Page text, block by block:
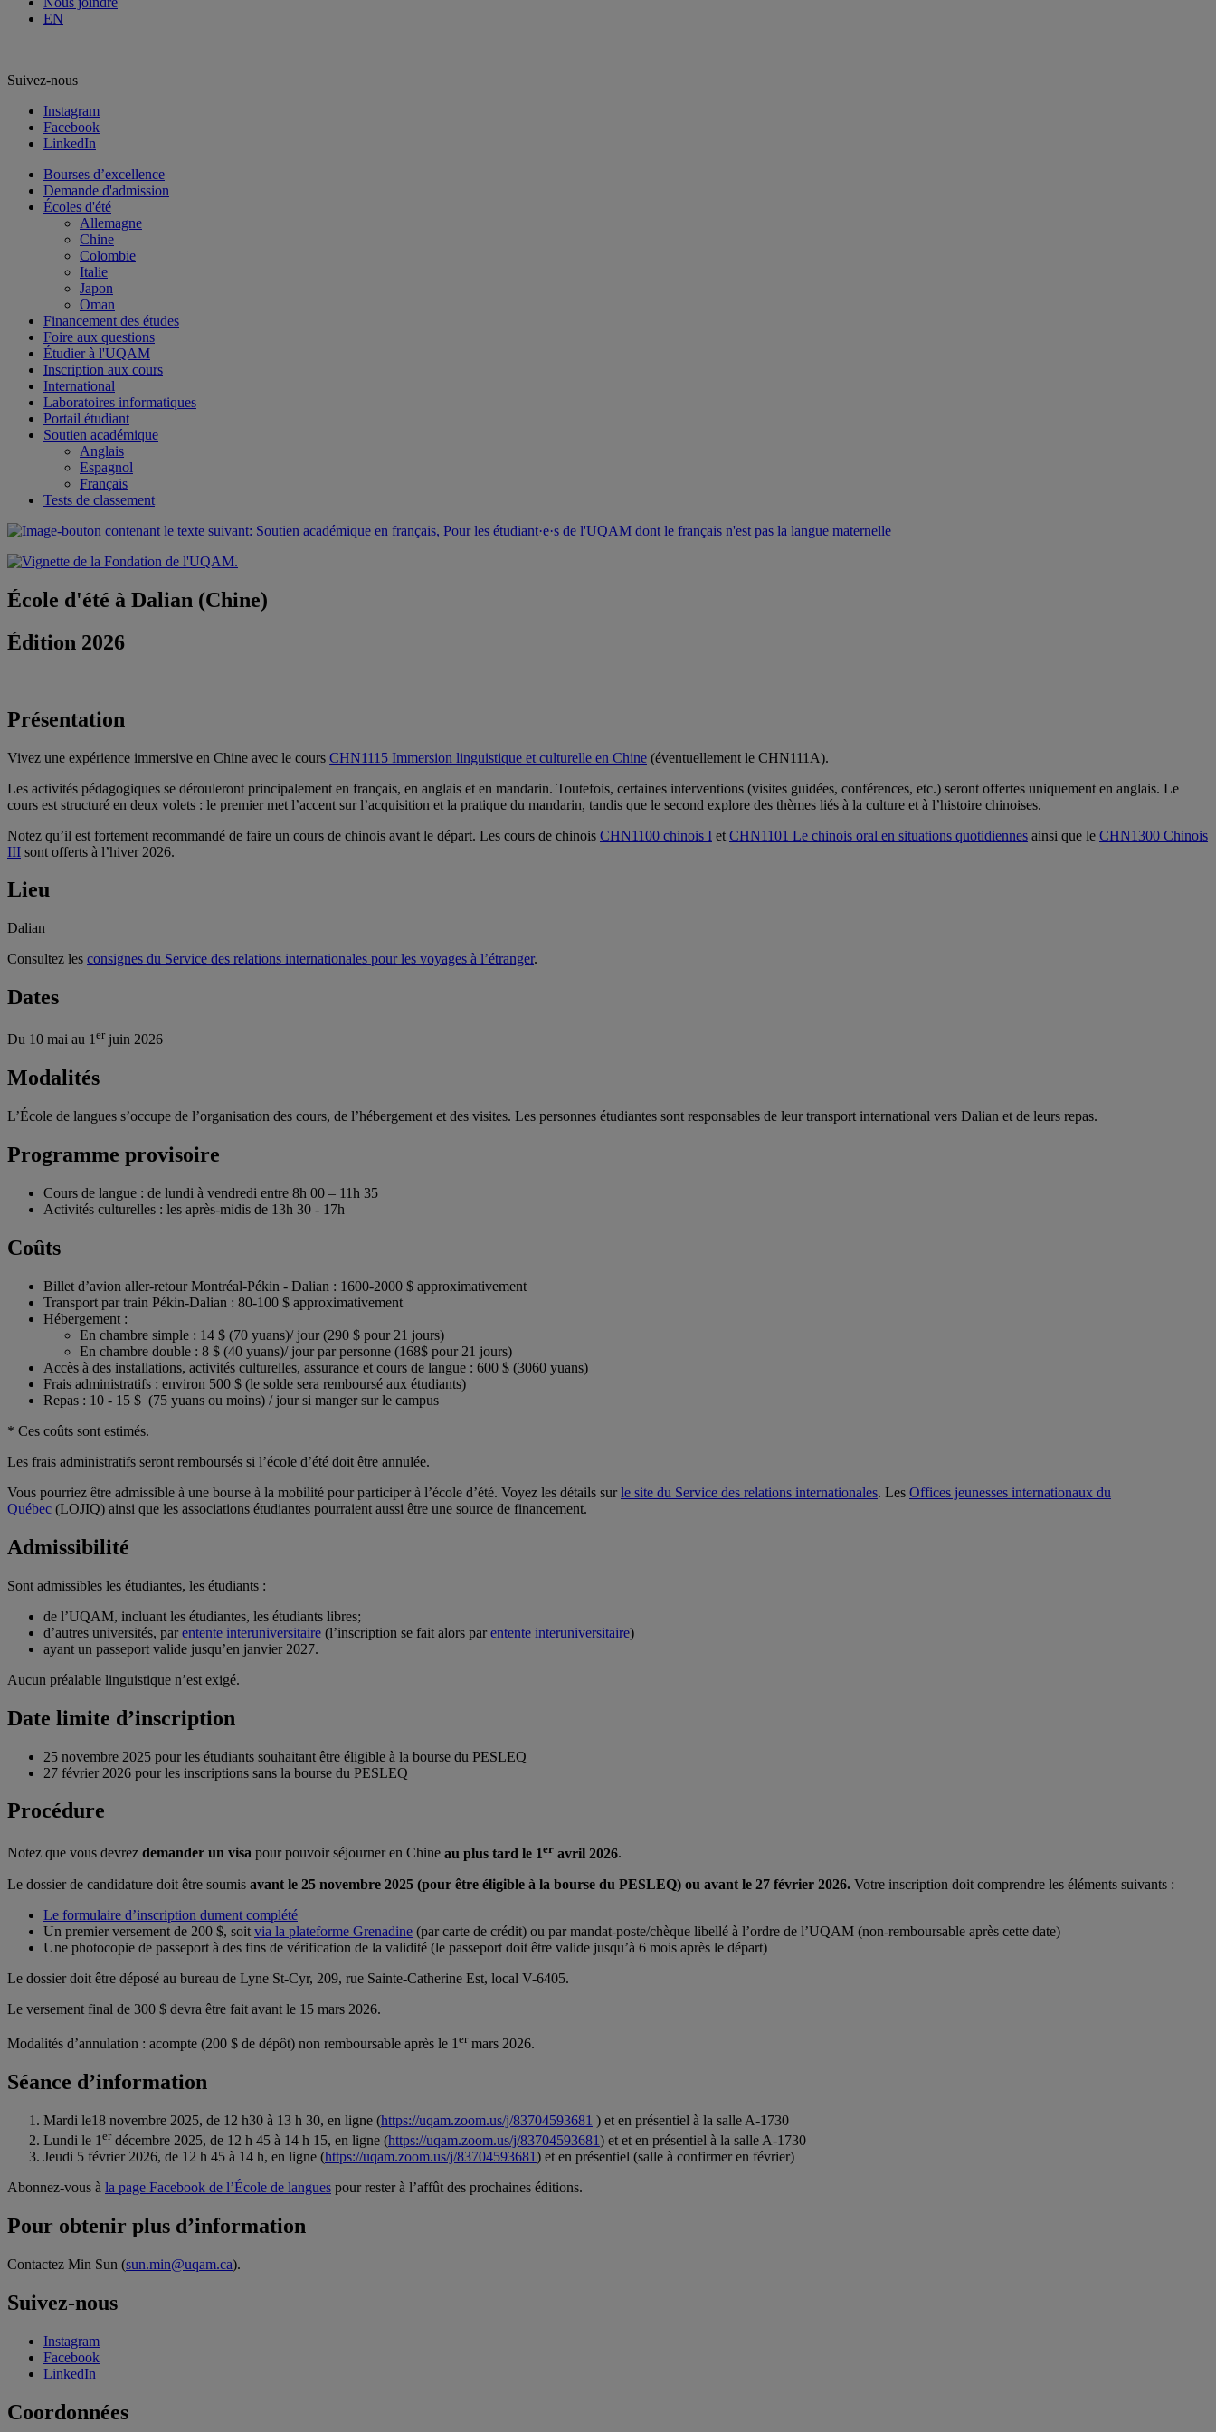
EN
Suivez-nous
Instagram
Facebook
LinkedIn
Bourses d’excellence
Demande d'admission
Écoles d'été
Allemagne
Chine
Colombie
Italie
Japon
Oman
Financement des études
Foire aux questions
Étudier à l'UQAM
Inscription aux cours
International
Laboratoires informatiques
Portail étudiant
Soutien académique
Anglais
Espagnol
Français
Tests de classement
École d'été à Dalian (Chine)
Édition 2026
Présentation
Vivez une expérience immersive en Chine avec le cours CHN1115 Immersion linguistique et culturelle en Chine (éventuellement le CHN111A).
Les activités pédagogiques se dérouleront principalement en français, en anglais et en mandarin. Toutefois, certaines interventions (visites guidées, conférences, etc.) seront offertes uniquement en anglais. Le
cours est structuré en deux volets : le premier met l’accent sur l’acquisition et la pratique du mandarin, tandis que le second explore des thèmes liés à la culture et à l’histoire chinoises.
Notez qu’il est fortement recommandé de faire un cours de chinois avant le départ. Les cours de chinois CHN1100 chinois I et CHN1101 Le chinois oral en situations quotidiennes ainsi que le CHN1300 Chinois
III sont offerts à l’hiver 2026.
Lieu
Dalian
Consultez les consignes du Service des relations internationales pour les voyages à l’étranger.
Dates
Du 10 mai au 1er juin 2026
Modalités
L’École de langues s’occupe de l’organisation des cours, de l’hébergement et des visites. Les personnes étudiantes sont responsables de leur transport international vers Dalian et de leurs repas.
Programme provisoire
Cours de langue : de lundi à vendredi entre 8h 00 – 11h 35
Activités culturelles : les après-midis de 13h 30 - 17h
Coûts
Billet d’avion aller-retour Montréal-Pékin - Dalian : 1600-2000 $ approximativement
Transport par train Pékin-Dalian : 80-100 $ approximativement
Hébergement :
En chambre simple : 14 $ (70 yuans)/ jour (290 $ pour 21 jours)
En chambre double : 8 $ (40 yuans)/ jour par personne (168$ pour 21 jours)
Accès à des installations, activités culturelles, assurance et cours de langue : 600 $ (3060 yuans)
Frais administratifs : environ 500 $ (le solde sera remboursé aux étudiants)
Repas : 10 - 15 $ (75 yuans ou moins) / jour si manger sur le campus
* Ces coûts sont estimés.
Les frais administratifs seront remboursés si l’école d’été doit être annulée.
Vous pourriez être admissible à une bourse à la mobilité pour participer à l’école d’été. Voyez les détails surle site du Service des relations internationales. Les Offices jeunesses internationaux du
Québec (LOJIQ) ainsi que les associations étudiantes pourraient aussi être une source de financement.
Admissibilité
Sont admissibles les étudiantes, les étudiants :
de l’UQAM, incluant les étudiantes, les étudiants libres;
d’autres universités, parentente interuniversitaire (l’inscription se fait alors parentente interuniversitaire)
ayant un passeport valide jusqu’en janvier 2027.
Aucun préalable linguistique n’est exigé.
Date limite d’inscription
25 novembre 2025 pour les étudiants souhaitant être éligible à la bourse du PESLEQ
27 février 2026 pour les inscriptions sans la bourse du PESLEQ
Procédure
Notez que vous devrez demander un visa pour pouvoir séjourner en Chine au plus tard le 1er avril 2026.
Le dossier de candidature doit être soumis avant le 25 novembre 2025 (pour être éligible à la bourse du PESLEQ) ou avant le 27 février 2026. Votre inscription doit comprendre les éléments suivants :
Le formulaire d’inscription dument complété
Un premier versement de 200 $, soit via la plateforme Grenadine (par carte de crédit) ou par mandat-poste/chèque libellé à l’ordre de l’UQAM (non-remboursable après cette date)
Une photocopie de passeport à des fins de vérification de la validité (le passeport doit être valide jusqu’à 6 mois après le départ)
Le dossier doit être déposé au bureau de Lyne St-Cyr, 209, rue Sainte-Catherine Est, local V-6405.
Le versement final de 300 $ devra être fait avant le 15 mars 2026.
Modalités d’annulation : acompte (200 $ de dépôt) non remboursable après le 1 ermars 2026.
Séance d’information
Mardi le18 novembre 2025, de 12 h30 à 13 h 30, en ligne (https://uqam.zoom.us/j/83704593681 ) et en présentiel à la salle A-1730
Lundi le 1 erdécembre 2025, de 12 h 45 à 14 h 15, en ligne (https://uqam.zoom.us/j/83704593681) et et en présentiel à la salle A-1730
Jeudi 5 février 2026, de 12 h 45 à 14 h, en ligne (https://uqam.zoom.us/j/83704593681) et en présentiel (salle à confirmer en février)
Abonnez-vous à la page Facebook de l’École de langues pour rester à l’affût des prochaines éditions.
Pour obtenir plus d’information
Contactez Min Sun (sun.min@uqam.ca).
Suivez-nous
Instagram
Facebook
LinkedIn
Coordonnées